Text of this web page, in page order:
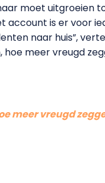
moet uitgroeien
account is er voor
naar huis”,
meer vreugd
meer vreugd